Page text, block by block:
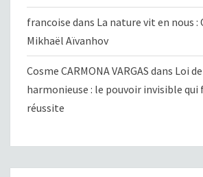
francoise dans La nature vit en nous :
Mikhaël Aïvanhov
Cosme CARMONA VARGAS dans Loi
harmonieuse : le pouvoir invisible
réussite